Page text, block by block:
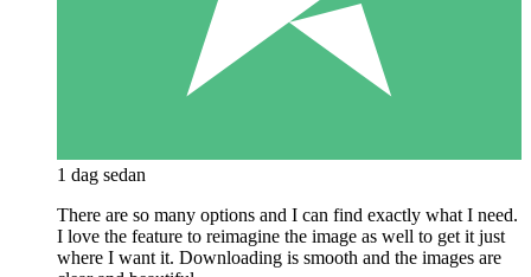
1 dag sedan
There are so many options and I can find exactly what I need.
I love the feature to reimagine the image as well to get it just
where I want it. Downloading is smooth and the images are